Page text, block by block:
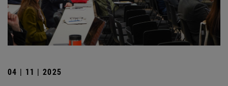
04 | 11 | 2025